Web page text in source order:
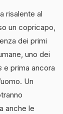
risalente al
un copricapo,
dei primi
uno dei
e prima ancora
Un
anche le